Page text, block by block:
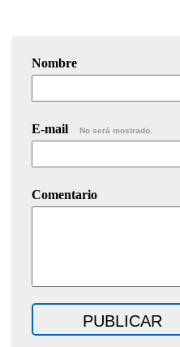
Nombre
E-mail No será mostrado.
Comentario